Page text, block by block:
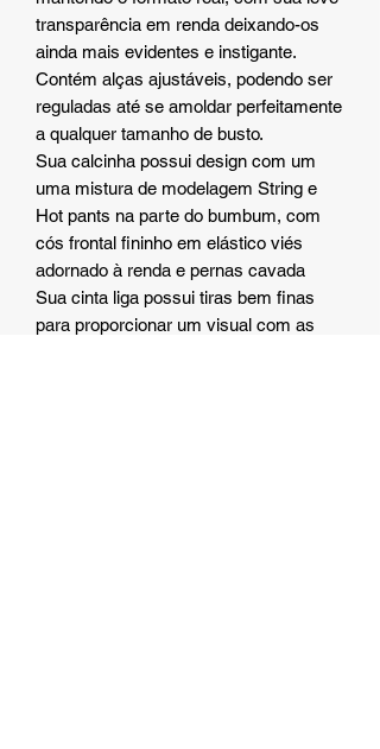
transparência em renda deixando-os
ainda mais evidentes e instigante.
Contém alças ajustáveis, podendo ser
reguladas até se amoldar perfeitamente
a qualquer tamanho de busto.
Sua calcinha possui design com um
uma mistura de modelagem String e
Hot pants na parte do bumbum, com
cós frontal fininho em elástico viés
adornado à renda e pernas cavada
Sua cinta liga possui tiras bem finas
para proporcionar um visual com as